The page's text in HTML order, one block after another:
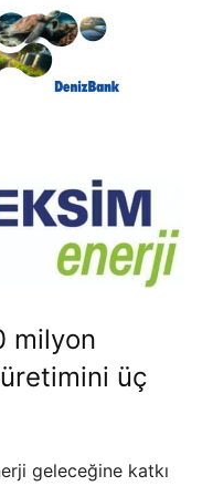
milyon
üretimini üç
geleceğine katkı